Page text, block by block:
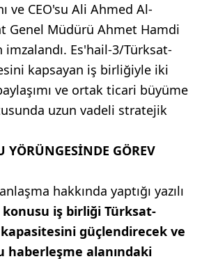
ve CEO'su Ali Ahmed Al-
Genel Müdürü Ahmet Hamdi
imzalandı. Es'hail-3/Türksat-
kapsayan iş birliğiyle iki
ve ortak ticari büyüme
uzun vadeli stratejik
YÖRÜNGESİNDE GÖREV
hakkında yaptığı yazılı
konusu iş birliği Türksat-
güçlendirecek ve
haberleşme alanındaki